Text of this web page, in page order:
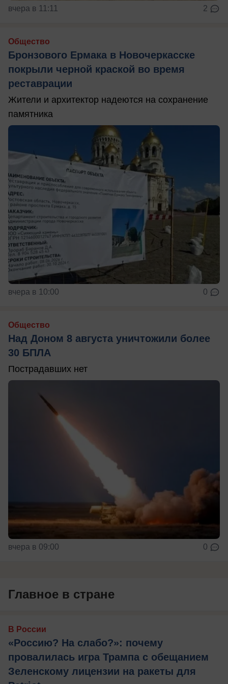
вчера в 11:11 2
Общество
Бронзового Ермака в Новочеркасске
покрыли черной краской во время
реставрации
Жители и архитектор надеются на сохранение
памятника
вчера в 10:00 0
Общество
Над Доном 8 августа уничтожили более
30 БПЛА
Пострадавших нет
вчера в 09:00 0
Главное в стране
В России
«Россию? На слабо?»: почему
провалилась игра Трампа с обещанием
Зеленскому лицензии на ракеты для